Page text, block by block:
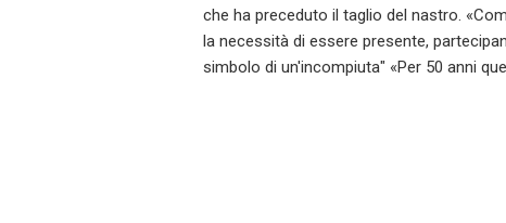
che ha preceduto il taglio del nastro.
la necessità di essere presente,
simbolo di un'incompiuta" «Per 50 anni